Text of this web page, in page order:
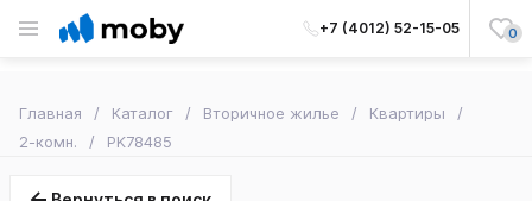
+7 (4012) 52-15-05 0
Главная Каталог Вторичное жилье
Квартиры
2-комн.
PK78485